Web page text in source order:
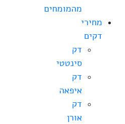
מהמומחים
מחירי
דקים
דק
סינטטי
דק
איפאה
דק
אורן